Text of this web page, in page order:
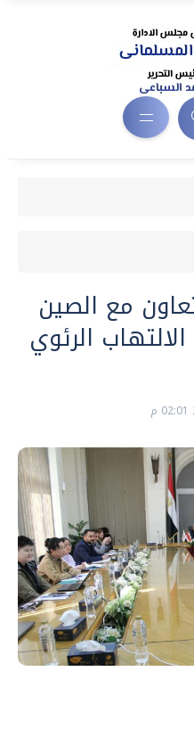
مع الصين
الرئوي